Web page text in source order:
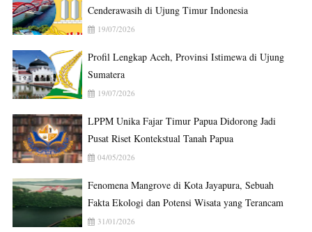
Cenderawasih di Ujung Timur Indonesia
19/07/2026
Profil Lengkap Aceh, Provinsi Istimewa di Ujung
Sumatera
19/07/2026
LPPM Unika Fajar Timur Papua Didorong Jadi
Pusat Riset Kontekstual Tanah Papua
04/05/2026
Fenomena Mangrove di Kota Jayapura, Sebuah
Fakta Ekologi dan Potensi Wisata yang Terancam
31/01/2026